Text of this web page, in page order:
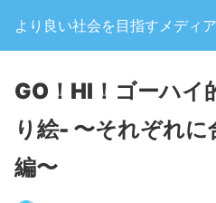
より良い社会を目指すメディ
GO！HI！ゴーハイ
り絵- 〜それぞれ
編〜